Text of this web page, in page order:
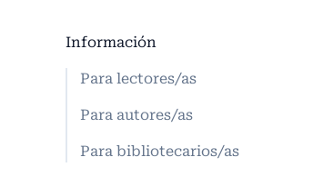
Información
Para lectores/as
Para autores/as
Para bibliotecarios/as